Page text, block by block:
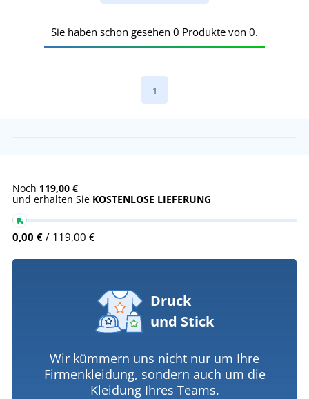
Sie haben schon gesehen 0 Produkte von 0.
1
Noch 119,00 €
und erhalten Sie KOSTENLOSE LIEFERUNG
0,00 € / 119,00 €
Druck
und Stick
Wir kümmern uns nicht nur um Ihre
Firmenkleidung, sondern auch um die
Kleidung Ihres Teams.